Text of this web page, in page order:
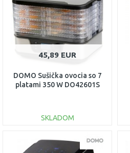
45,89 EUR
DOMO Sušička ovocia so 7
platami 350 W DO42601S
SKLADOM
DO KOŠÍKA